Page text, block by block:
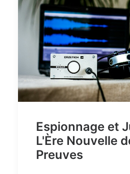
Espionnage et
L'Ère Nouvelle
Preuves